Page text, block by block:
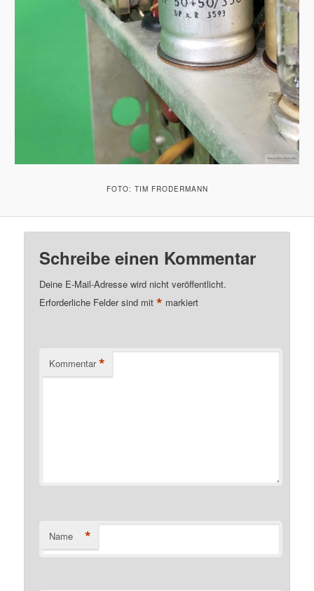
FOTO: TIM FRODERMANN
Schreibe einen Kommentar
Deine E-Mail-Adresse wird nicht veröffentlicht.
Erforderliche Felder sind mit* markiert
Kommentar *
Name *